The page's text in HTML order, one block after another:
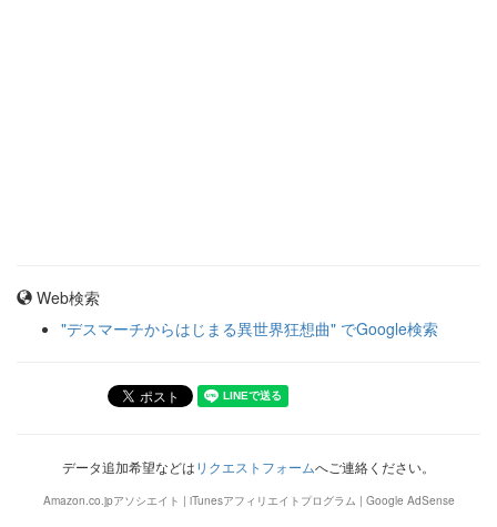
Web検索
"デスマーチからはじまる異世界狂想曲" でGoogle検索
データ追加希望などはリクエストフォームへご連絡ください。
Amazon.co.jpアソシエイト | iTunesアフィリエイトプログラム | Google AdSense